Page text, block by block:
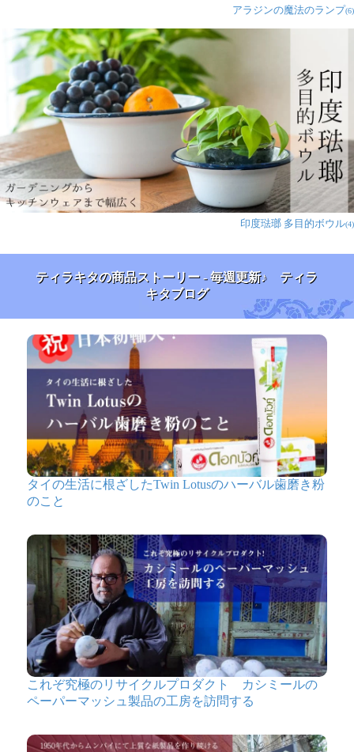
アラジンの魔法のランプ(6)
印度琺瑯 多目的ボウル(4)
ティラキタの商品ストーリー - 毎週更新♪ ティラ
キタブログ
タイの生活に根ざしたTwin Lotusのハーバル歯磨き粉
のこと
これぞ究極のリサイクルプロダクト カシミールの
ペーパーマッシュ製品の工房を訪問する